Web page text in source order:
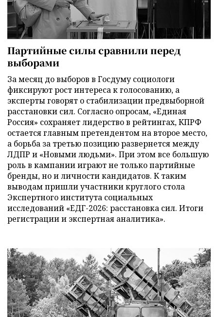
Партийные силы сравнили перед
выборами
За месяц до выборов в Госдуму социологи
фиксируют рост интереса к голосованию, а
эксперты говорят о стабилизации предвыборной
расстановки сил. Согласно опросам, «Единая
Россия» сохраняет лидерство в рейтингах, КПРФ
остается главным претендентом на второе место,
а борьба за третью позицию развернется между
ЛДПР и «Новыми людьми». При этом все большую
роль в кампании играют не только партийные
бренды, но и личности кандидатов. К таким
выводам пришли участники круглого стола
Экспертного института социальных
исследований «ЕДГ-2026: расстановка сил. Итоги
регистрации и экспертная аналитика».